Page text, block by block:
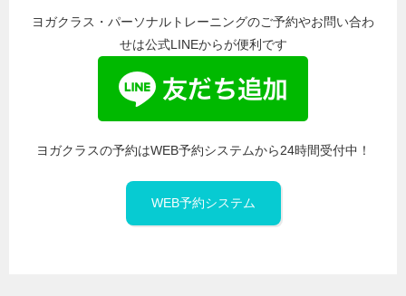
ヨガクラス・パーソナルトレーニングのご予約やお問い合わ
せは公式LINEからが便利です
ヨガクラスの予約はWEB予約システムから24時間受付中！
WEB予約システム